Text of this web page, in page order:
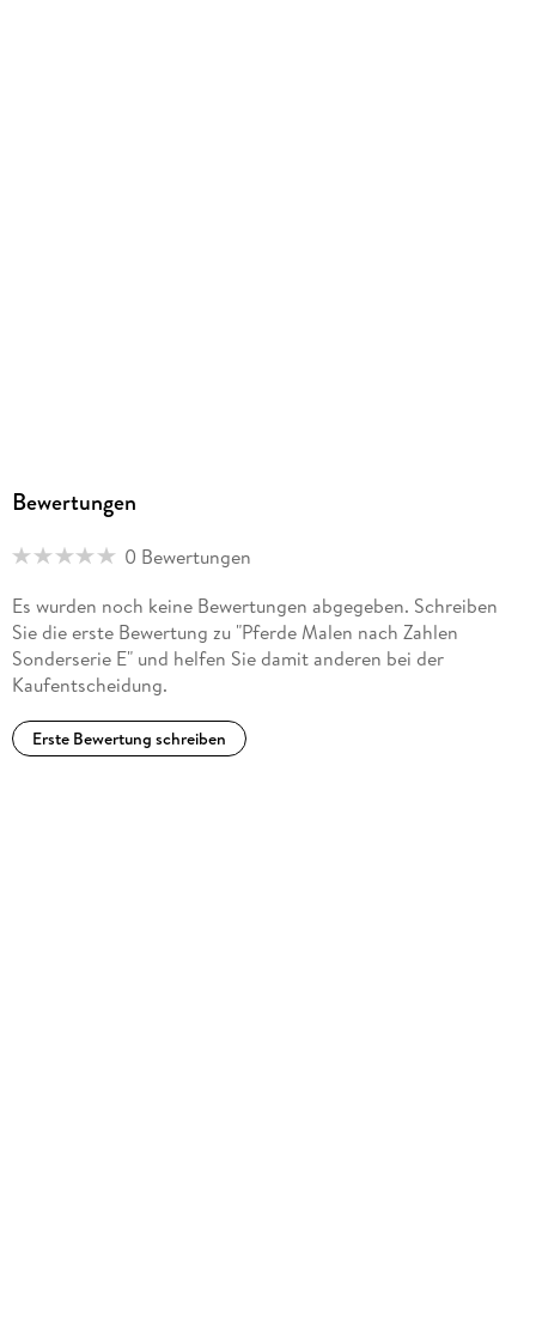
Bewertungen
0 Bewertungen
Es wurden noch keine Bewertungen abgegeben. Schreiben
Sie die erste Bewertung zu "Pferde Malen nach Zahlen
Sonderserie E" und helfen Sie damit anderen bei der
Kaufentscheidung.
Erste Bewertung schreiben